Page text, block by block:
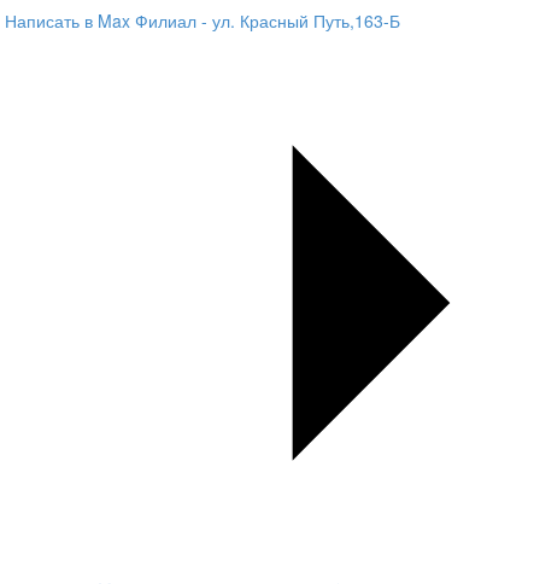
Написать в Max Филиал - ул. Красный Путь,163-Б